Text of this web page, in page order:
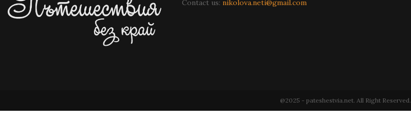
Contact us: nikolova.neti@gmail.com
@2025 - pateshestvia.net. All Right Reserved.